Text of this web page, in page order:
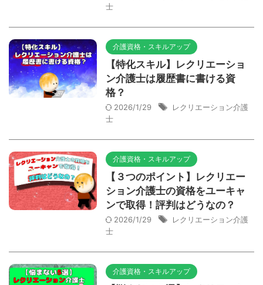
士
介護資格・スキルアップ
【特化スキル】レクリエーショ
ン介護士は履歴書に書ける資
格？
2026/1/29
レクリエーション介護
士
介護資格・スキルアップ
【３つのポイント】レクリエー
ション介護士の資格をユーキャ
ンで取得！評判はどうなの？
2026/1/29
レクリエーション介護
士
介護資格・スキルアップ